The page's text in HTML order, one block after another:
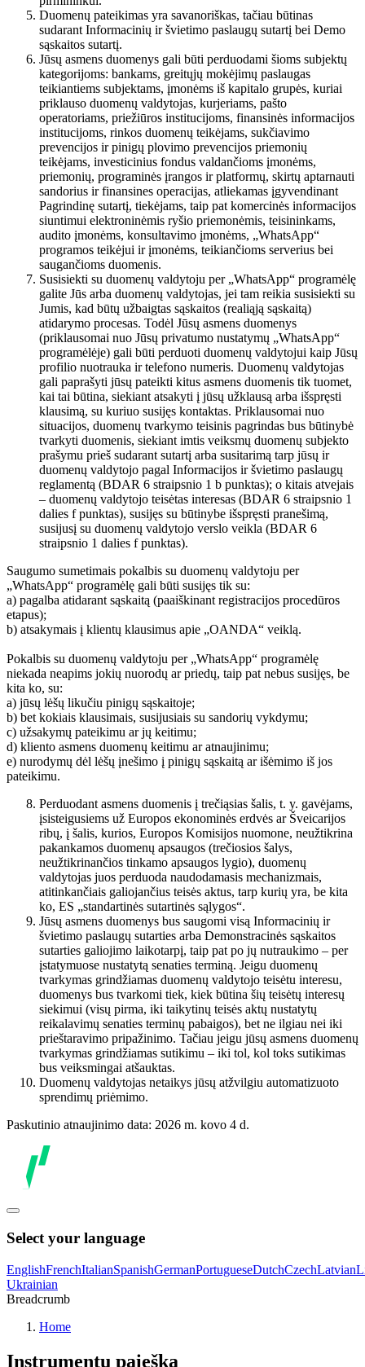
Duomenų pateikimas yra savanoriškas, tačiau būtinas
sudarant Informacinių ir švietimo paslaugų sutartį bei Demo
sąskaitos sutartį.
Jūsų asmens duomenys gali būti perduodami šioms subjektų
kategorijoms: bankams, greitųjų mokėjimų paslaugas
teikiantiems subjektams, įmonėms iš kapitalo grupės, kuriai
priklauso duomenų valdytojas, kurjeriams, pašto
operatoriams, priežiūros institucijoms, finansinės informacijos
institucijoms, rinkos duomenų teikėjams, sukčiavimo
prevencijos ir pinigų plovimo prevencijos priemonių
teikėjams, investicinius fondus valdančioms įmonėms,
priemonių, programinės įrangos ir platformų, skirtų aptarnauti
sandorius ir finansines operacijas, atliekamas įgyvendinant
Pagrindinę sutartį, tiekėjams, taip pat komercinės informacijos
siuntimui elektroninėmis ryšio priemonėmis, teisininkams,
audito įmonėms, konsultavimo įmonėms, „WhatsApp“
programos teikėjui ir įmonėms, teikiančioms serverius bei
saugančioms duomenis.
Susisiekti su duomenų valdytoju per „WhatsApp“ programėlę
galite Jūs arba duomenų valdytojas, jei tam reikia susisiekti su
Jumis, kad būtų užbaigtas sąskaitos (realiąją sąskaitą)
atidarymo procesas. Todėl Jūsų asmens duomenys
(priklausomai nuo Jūsų privatumo nustatymų „WhatsApp“
programėlėje) gali būti perduoti duomenų valdytojui kaip Jūsų
profilio nuotrauka ir telefono numeris. Duomenų valdytojas
gali paprašyti jūsų pateikti kitus asmens duomenis tik tuomet,
kai tai būtina, siekiant atsakyti į jūsų užklausą arba išspręsti
klausimą, su kuriuo susijęs kontaktas. Priklausomai nuo
situacijos, duomenų tvarkymo teisinis pagrindas bus būtinybė
tvarkyti duomenis, siekiant imtis veiksmų duomenų subjekto
prašymu prieš sudarant sutartį arba susitarimą tarp jūsų ir
duomenų valdytojo pagal Informacijos ir švietimo paslaugų
reglamentą (BDAR 6 straipsnio 1 b punktas); o kitais atvejais
– duomenų valdytojo teisėtas interesas (BDAR 6 straipsnio 1
dalies f punktas), susijęs su būtinybe išspręsti pranešimą,
susijusį su duomenų valdytojo verslo veikla (BDAR 6
straipsnio 1 dalies f punktas).
Saugumo sumetimais pokalbis su duomenų valdytoju per
„WhatsApp“ programėlę gali būti susijęs tik su:
a) pagalba atidarant sąskaitą (paaiškinant registracijos procedūros
etapus);
b) atsakymais į klientų klausimus apie „OANDA“ veiklą.
Pokalbis su duomenų valdytoju per „WhatsApp“ programėlę
niekada neapims jokių nuorodų ar priedų, taip pat nebus susijęs, be
kita ko, su:
a) jūsų lėšų likučiu pinigų sąskaitoje;
b) bet kokiais klausimais, susijusiais su sandorių vykdymu;
c) užsakymų pateikimu ar jų keitimu;
d) kliento asmens duomenų keitimu ar atnaujinimu;
e) nurodymų dėl lėšų įnešimo į pinigų sąskaitą ar išėmimo iš jos
pateikimu.
Perduodant asmens duomenis į trečiąsias šalis, t. y. gavėjams,
įsisteigusiems už Europos ekonominės erdvės ar Šveicarijos
ribų, į šalis, kurios, Europos Komisijos nuomone, neužtikrina
pakankamos duomenų apsaugos (trečiosios šalys,
neužtikrinančios tinkamo apsaugos lygio), duomenų
valdytojas juos perduoda naudodamasis mechanizmais,
atitinkančiais galiojančius teisės aktus, tarp kurių yra, be kita
ko, ES „standartinės sutartinės sąlygos“.
Jūsų asmens duomenys bus saugomi visą Informacinių ir
švietimo paslaugų sutarties arba Demonstracinės sąskaitos
sutarties galiojimo laikotarpį, taip pat po jų nutraukimo – per
įstatymuose nustatytą senaties terminą. Jeigu duomenų
tvarkymas grindžiamas duomenų valdytojo teisėtu interesu,
duomenys bus tvarkomi tiek, kiek būtina šių teisėtų interesų
siekimui (visų pirma, iki taikytinų teisės aktų nustatytų
reikalavimų senaties terminų pabaigos), bet ne ilgiau nei iki
prieštaravimo pripažinimo. Tačiau jeigu jūsų asmens duomenų
tvarkymas grindžiamas sutikimu – iki tol, kol toks sutikimas
bus veiksmingai atšauktas.
Duomenų valdytojas netaikys jūsų atžvilgiu automatizuoto
sprendimų priėmimo.
Paskutinio atnaujinimo data: 2026 m. kovo 4 d.
Select your language
EnglishFrenchItalianSpanishGermanPortugueseDutchCzechLatvian
Ukrainian
Breadcrumb
Home
Instrumentų paieška